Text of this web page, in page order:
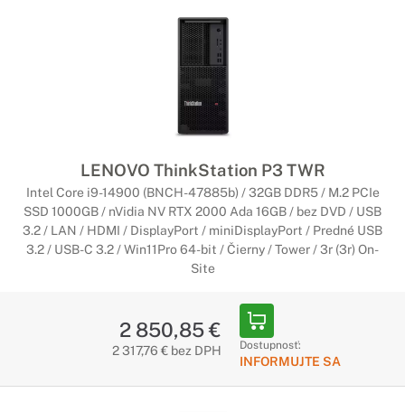
LENOVO ThinkStation P3 TWR
Intel Core i9-14900 (BNCH-47885b) / 32GB DDR5 / M.2 PCIe
SSD 1000GB / nVidia NV RTX 2000 Ada 16GB / bez DVD / USB
3.2 / LAN / HDMI / DisplayPort / miniDisplayPort / Predné USB
3.2 / USB-C 3.2 / Win11Pro 64-bit / Čierny / Tower / 3r (3r) On-
Site
2 850,85 €
2 317,76 € bez DPH Dostupnosť:
INFORMUJTE SA